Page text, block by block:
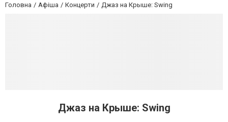
Головна Афіша Концерти Джаз на Крыше: Swing
Джаз на Крыше: Swing